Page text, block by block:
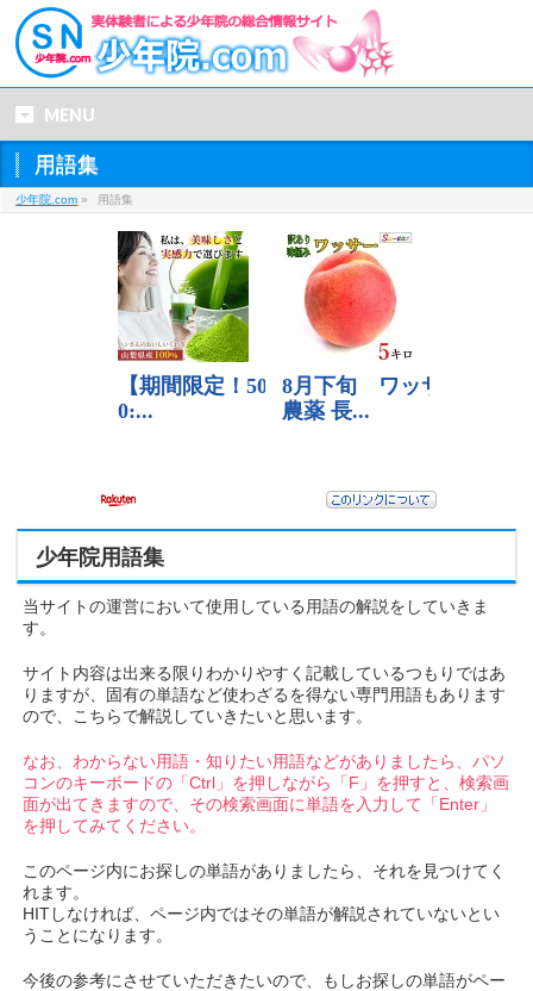
MENU
用語集
少年院.com » 用語集
少年院用語集
当サイトの運営において使用している用語の解説をしていきま
す。
サイト内容は出来る限りわかりやすく記載しているつもりではあ
りますが、固有の単語など使わざるを得ない専門用語もあります
ので、こちらで解説していきたいと思います。
なお、わからない用語・知りたい用語などがありましたら、パソ
コンのキーボードの「Ctrl」を押しながら「F」を押すと、検索画
面が出てきますので、その検索画面に単語を入力して「Enter」
を押してみてください。
このページ内にお探しの単語がありましたら、それを見つけてく
れます。
HITしなければ、ページ内ではその単語が解説されていないとい
うことになります。
今後の参考にさせていただきたいので、もしお探しの単語がペー